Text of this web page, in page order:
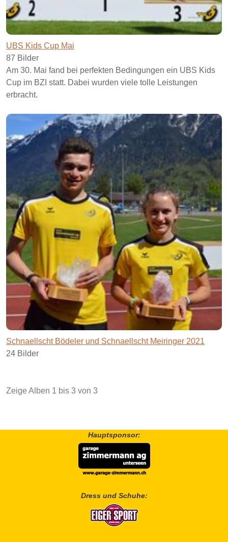
UBS Kids Cup Mai
87 Bilder
Am 30. Mai fand bei perfekten Bedingungen ein UBS Kids
Cup im BZI statt. Dabei wurden viele tolle Leistungen
erbracht.
Schnaellscht Bödeler und Schnaellscht Meiringer 2021
24 Bilder
Zeige Alben 1 bis 3 von 3
Hauptsponsor:
Dress und Schuhe: